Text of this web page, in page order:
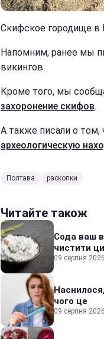
Скифское городище в
Напомним, ранее мы
викингов.
Кроме того, мы
захоронение скифов.
А также писали о том,
археологическую
Полтава раскопки
Читайте також
Сода ваш
чистити
09 серпня
чого це
09 серпня